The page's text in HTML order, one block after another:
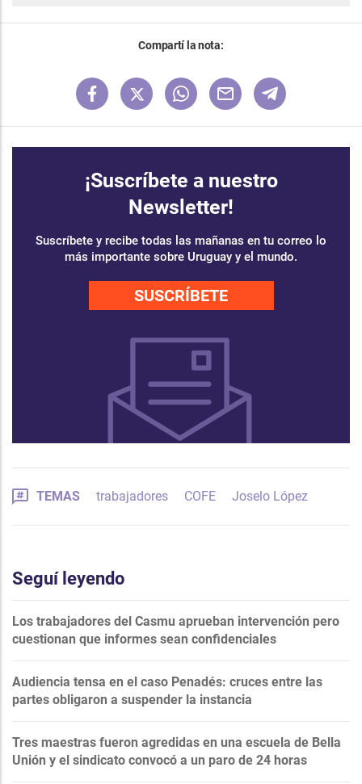
Compartí la nota:
¡Suscríbete a nuestro
Newsletter!
Suscríbete y recibe todas las mañanas en tu correo lo
más importante sobre Uruguay y el mundo.
SUSCRÍBETE
TEMAS trabajadores COFE Joselo López
Seguí leyendo
Los trabajadores del Casmu aprueban intervención pero
cuestionan que informes sean confidenciales
Audiencia tensa en el caso Penadés: cruces entre las
partes obligaron a suspender la instancia
Tres maestras fueron agredidas en una escuela de Bella
Unión y el sindicato convocó a un paro de 24 horas